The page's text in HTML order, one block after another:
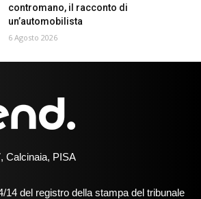
contromano, il racconto di
un’automobilista
6 Agosto 2026
Calcinaia, PISA
14 del registro della stampa del tribunale